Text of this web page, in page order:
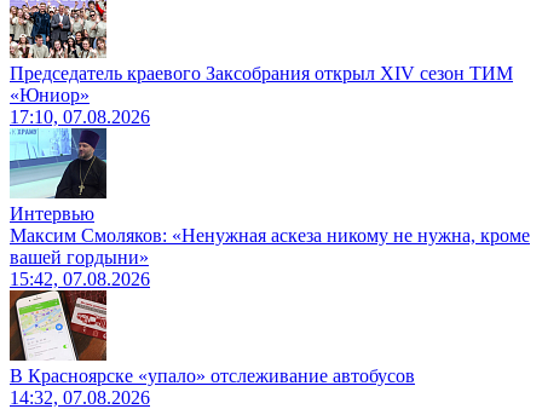
Председатель краевого Заксобрания открыл XIV сезон ТИМ
«Юниор»
17:10, 07.08.2026
Интервью
Максим Смоляков: «Ненужная аскеза никому не нужна, кроме
вашей гордыни»
15:42, 07.08.2026
В Красноярске «упало» отслеживание автобусов
14:32, 07.08.2026